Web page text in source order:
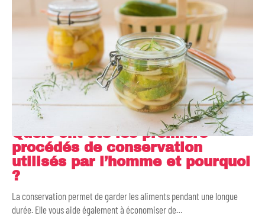
Quels ont été les premiers
procédés de conservation
utilisés par l’homme et pourquoi
?
La conservation permet de garder les aliments pendant une longue
durée. Elle vous aide également à économiser de…